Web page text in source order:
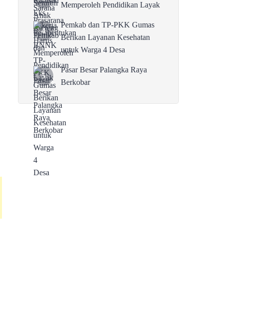
Memperoleh Pendidikan Layak
Pemkab dan TP-PKK Gumas
Berikan Layanan Kesehatan
untuk Warga 4 Desa
Pasar Besar Palangka Raya
Berkobar